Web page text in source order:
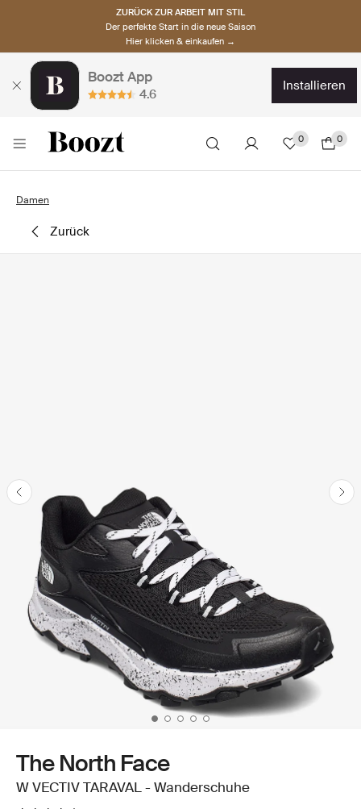
ZURÜCK ZUR ARBEIT MIT STIL
Der perfekte Start in die neue Saison
Hier klicken & einkaufen →
Boozt App
4.6
installieren
0 0
Damen
zurück
The North Face
W VECTIV TARAVAL - Wanderschuhe